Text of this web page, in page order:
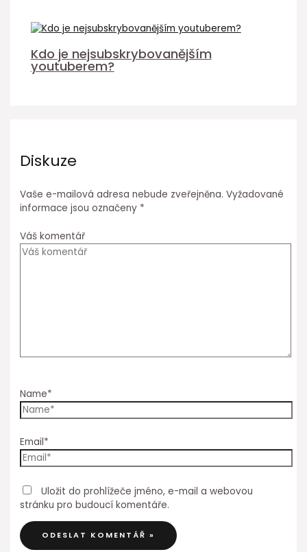
Kdo je nejsubskrybovanějším
youtuberem?
Diskuze
Vaše e-mailová adresa nebude zveřejněna. Vyžadované
informace jsou označeny *
Váš komentář
Name*
Email*
Uložit do prohlížeče jméno, e-mail a webovou
stránku pro budoucí komentáře.